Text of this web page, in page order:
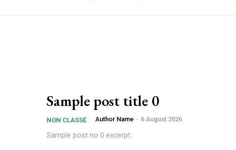
Sample post title 0
NON CLASSÉ Author Name - 6 August 2026
Sample post no 0 excerpt.